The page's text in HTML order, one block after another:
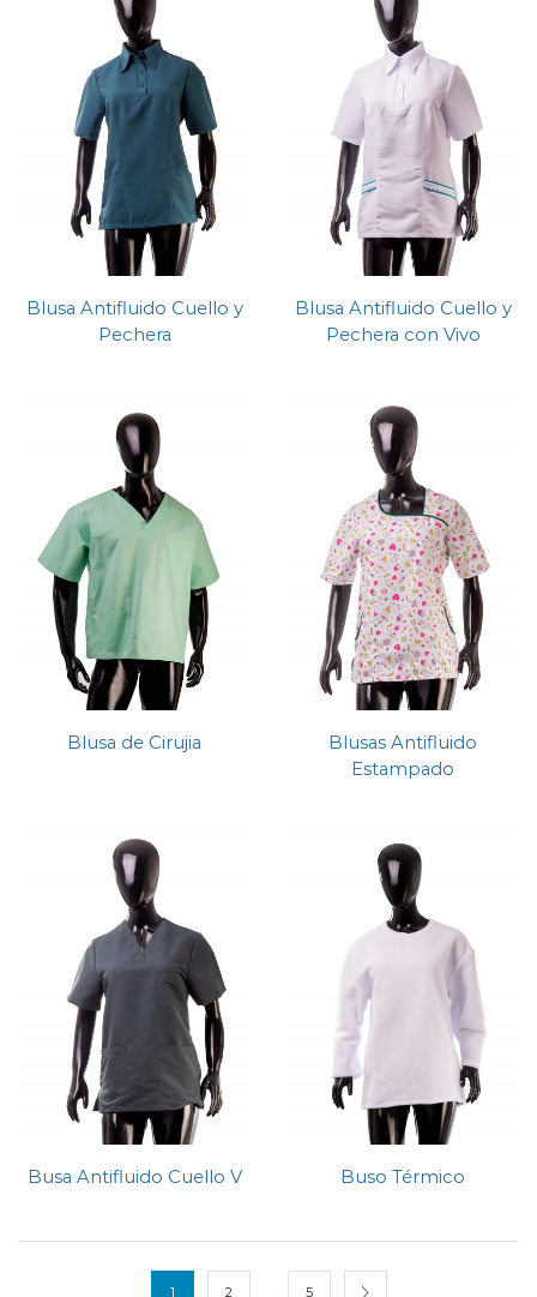
Blusa Antifluido Cuello y
Pechera
Blusa Antifluido Cuello y
Pechera con Vivo
Blusa de Cirujia
Blusas Antifluido
Estampado
Busa Antifluido Cuello V Buso Térmico
1 2 5